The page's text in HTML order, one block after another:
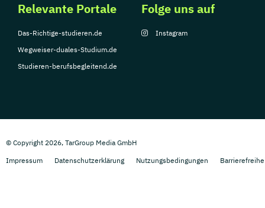
Relevante Portale
Das-Richtige-studieren.de
Wegweiser-duales-Studium.de
Studieren-berufsbegleitend.de
Folge uns auf
Instagram
© Copyright 2026, TarGroup Media GmbH
Impressum
Datenschutzerklärung Nutzungsbedingungen